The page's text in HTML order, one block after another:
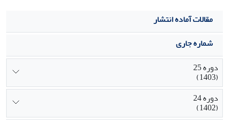
مقالات آماده انتشار
شماره جاری
دوره 25
(1403)
دوره 24
(1402)